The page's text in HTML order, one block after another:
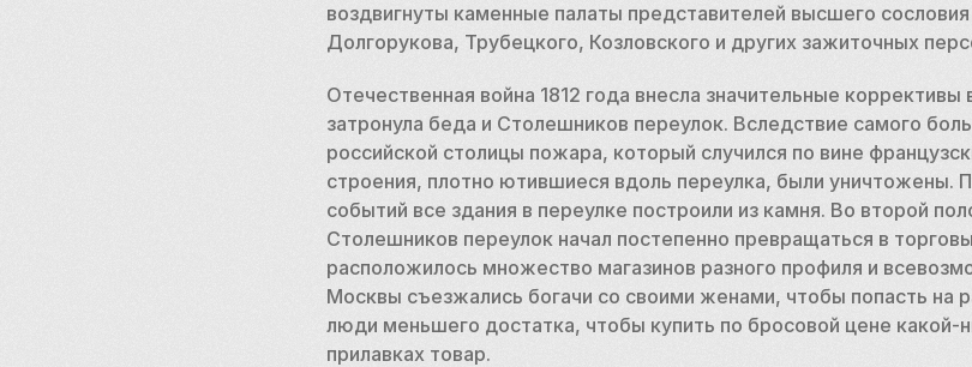
воздвигнуты каменные палаты представителей высшего
Долгорукова, Трубецкого, Козловского и других зажиточных
Отечественная война 1812 года внесла значительные
затронула беда и Столешников переулок. Вследствие самого
российской столицы пожара, который случился по вине
строения, плотно ютившиеся вдоль переулка, были уничтожены.
событий все здания в переулке построили из камня. Во второй
Столешников переулок начал постепенно превращаться в
расположилось множество магазинов разного профиля и
Москвы съезжались богачи со своими женами, чтобы попасть на
люди меньшего достатка, чтобы купить по бросовой цене какой-
прилавках товар.